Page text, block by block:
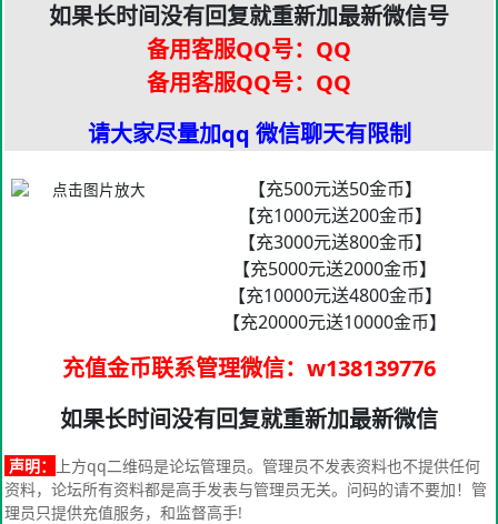
如果长时间没有回复就重新加最新微信号
备用客服QQ号：QQ
备用客服QQ号：QQ
请大家尽量加qq 微信聊天有限制
【充500元送50金币】
【充1000元送200金币】
【充3000元送800金币】
【充5000元送2000金币】
【充10000元送4800金币】
【充20000元送10000金币】
充值金币联系管理微信：w138139776
如果长时间没有回复就重新加最新微信
声明：
上方qq二维码是论坛管理员。管理员不发表资料也不提供任何
资料，论坛所有资料都是高手发表与管理员无关。问码的请不要加！管
理员只提供充值服务，和监督高手!